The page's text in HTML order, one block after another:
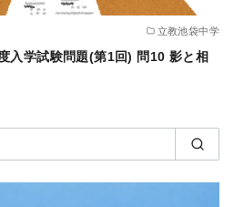
立教池袋中学
入学試験問題(第1回) 問10 影と相